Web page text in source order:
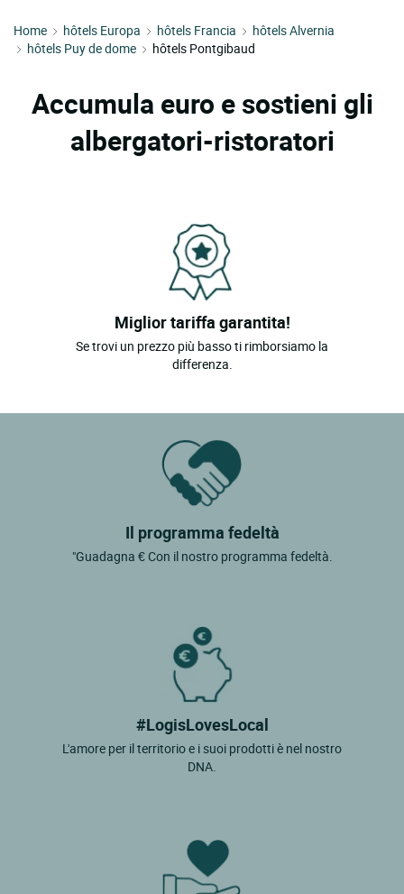
Home hôtels Europa hôtels Francia
hôtels Alvernia
hôtels Puy de dome
hôtels Pontgibaud
Accumula euro e sostieni gli
albergatori-ristoratori
Miglior tariffa garantita!
Se trovi un prezzo più basso ti rimborsiamo la
differenza.
Il programma fedeltà
"Guadagna € Con il nostro programma fedeltà.
#LogisLovesLocal
L'amore per il territorio e i suoi prodotti è nel nostro
DNA.